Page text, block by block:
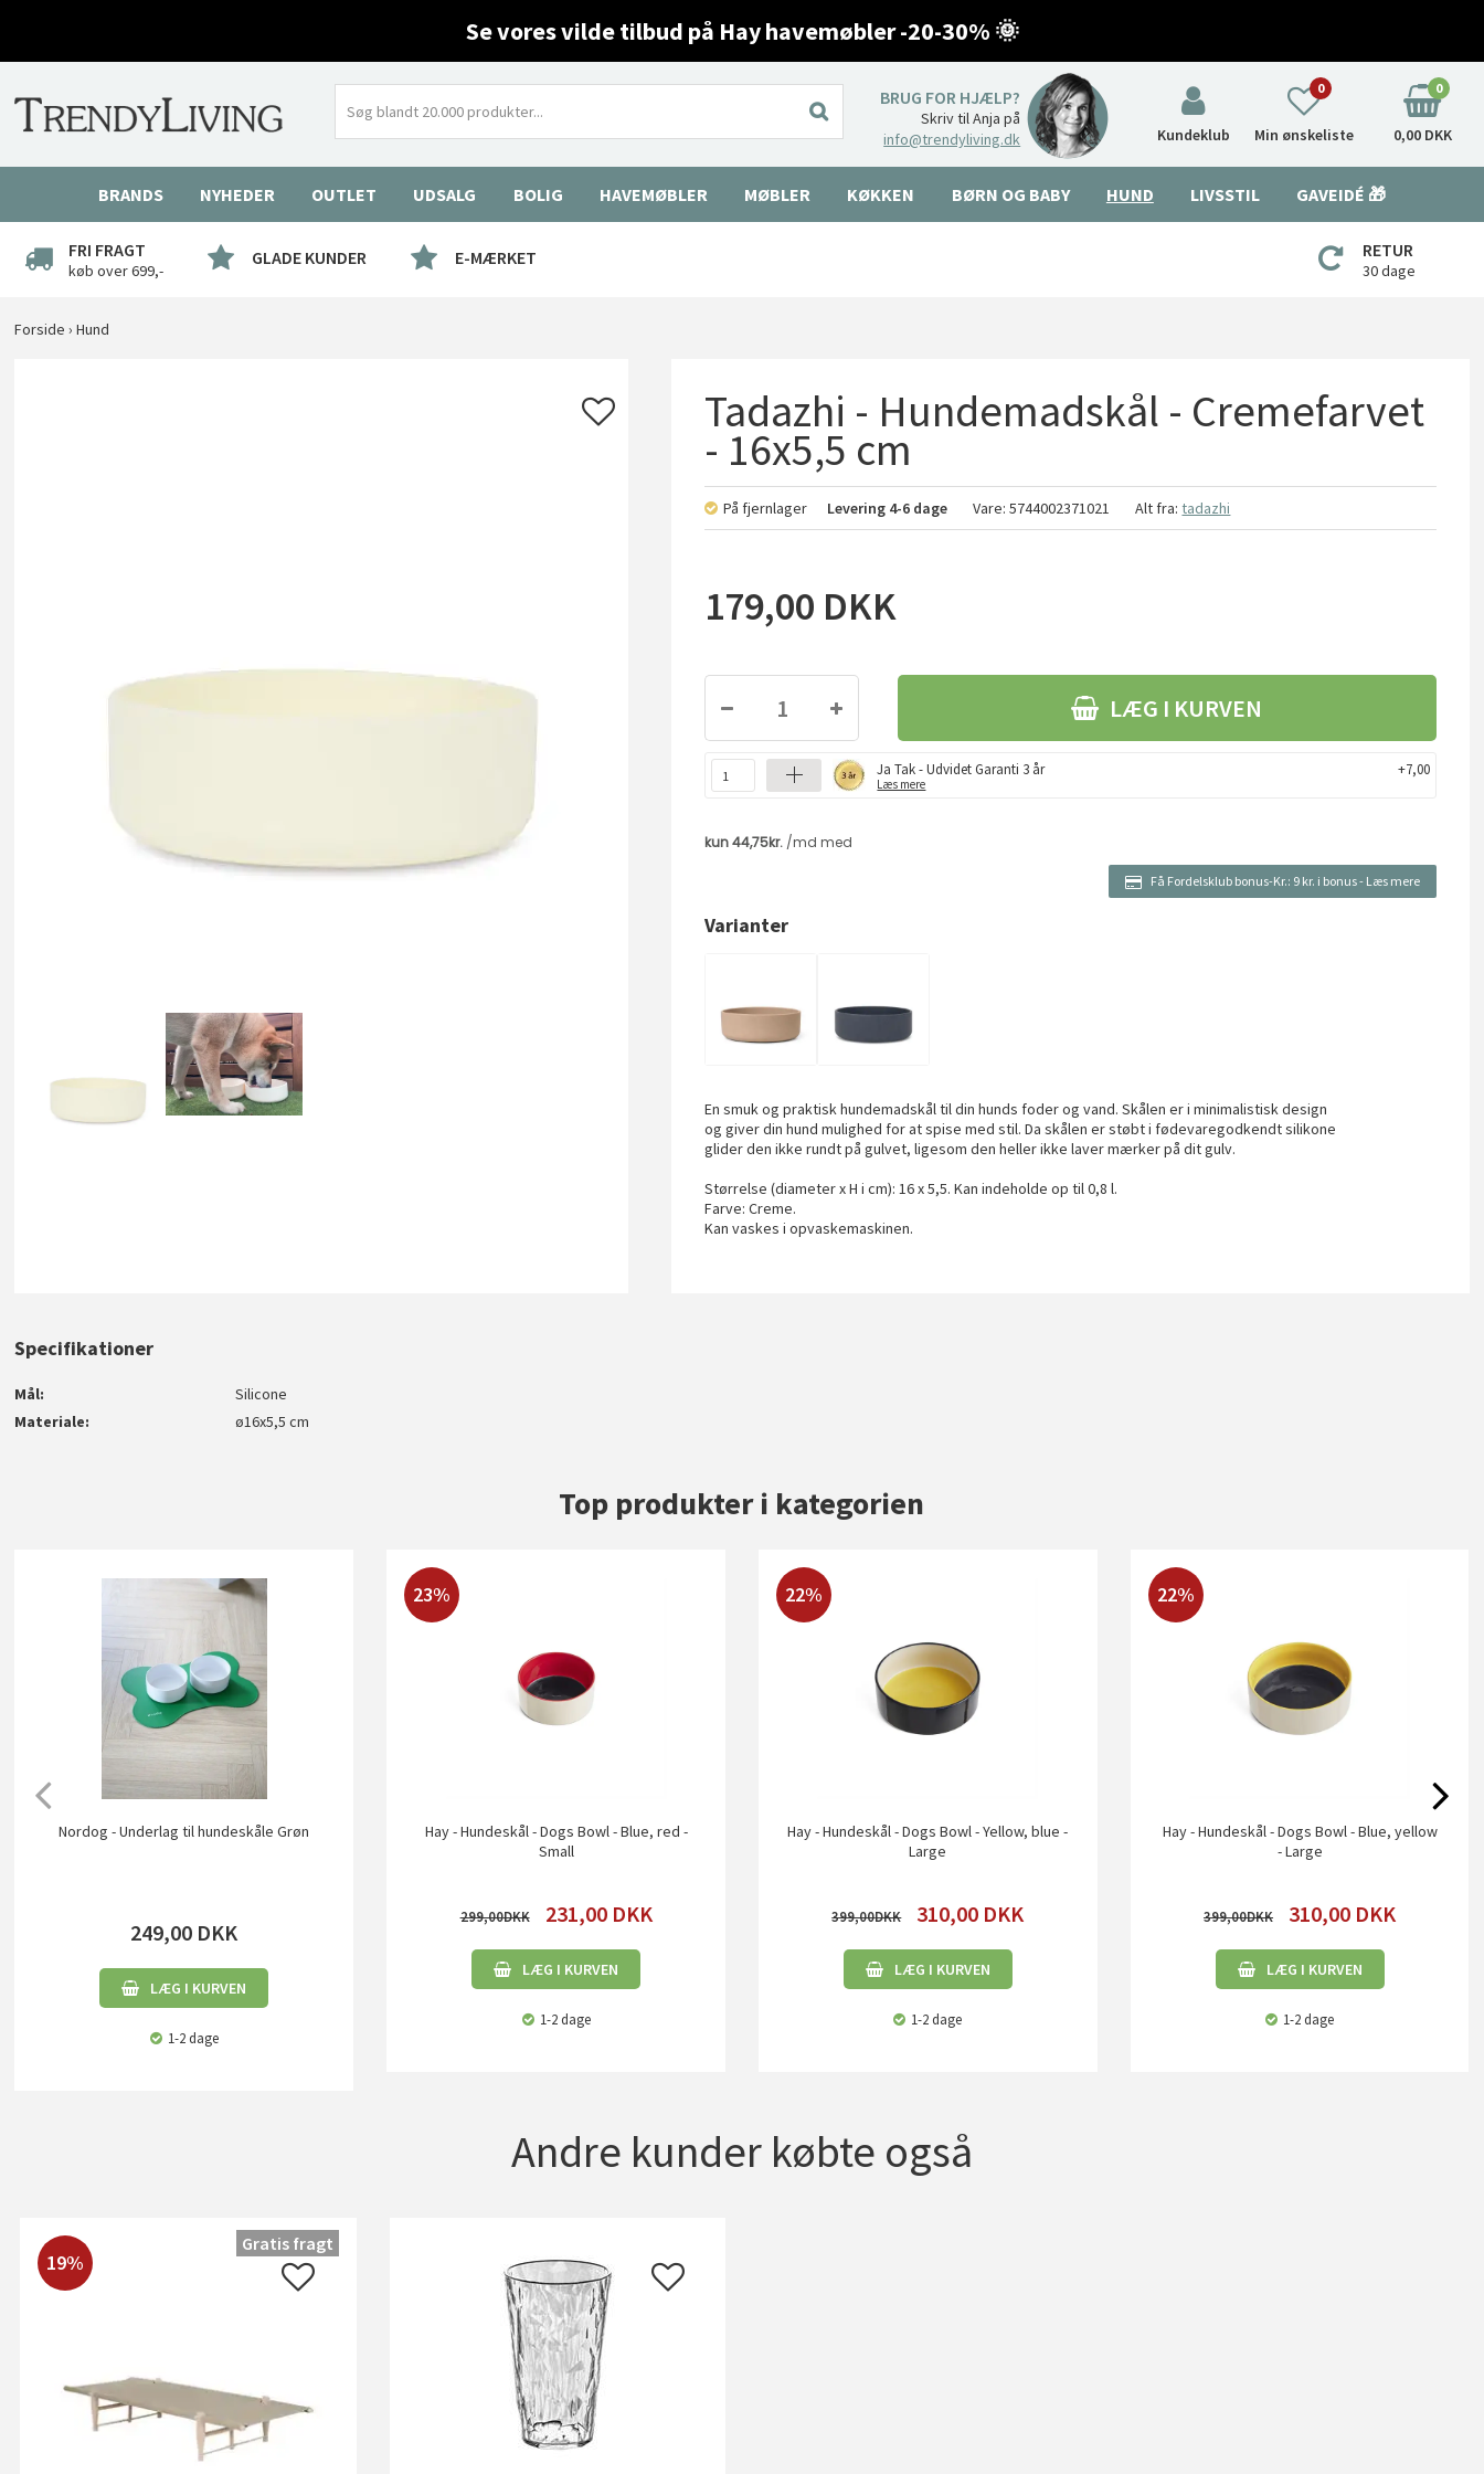
Se vores vilde tilbud på Hay havemøbler -20-30% 🌞
BRUG FOR HJÆLP?
Skriv til Anja på
info@trendyliving.dk
Kundeklub Min ønskeliste
0 0
0,00 DKK
BRANDS NYHEDER OUTLET UDSALG BOLIG HAVEMØBLER MØBLER KØKKEN BØRN OG BABY HUND LIVSSTIL GAVEIDÉ 🎁
FRI FRAGT
køb over 699,-
GLADE KUNDER E-MÆRKET RETUR
30 dage
Forside ›Hund
Tadazhi - Hundemadskål - Cremefarvet
- 16x5,5 cm
På fjernlager Levering 4-6 dage Vare:5744002371021 Alt fra:tadazhi
179,00 DKK
LÆG I KURVEN
Ja Tak - Udvidet Garanti 3 år
Læs mere
+7,00
Få Fordelsklub bonus-Kr.: 9 kr. i bonus- Læs mere
Varianter
En smuk og praktisk hundemadskål til din hunds foder og vand. Skålen er i minimalistisk design
og giver din hund mulighed for at spise med stil. Da skålen er støbt i fødevaregodkendt silikone
glider den ikke rundt på gulvet, ligesom den heller ikke laver mærker på dit gulv.
Størrelse (diameter x H i cm): 16 x 5,5. Kan indeholde op til 0,8 l.
Farve: Creme.
Kan vaskes i opvaskemaskinen.
Specifikationer
Mål
Silicone
Materiale
ø16x5,5 cm
Top produkter i kategorien
Nordog - Underlag til hundeskåle Grøn
249,00 DKK
LÆG I KURVEN
1-2 dage
23%
Hay - Hundeskål - Dogs Bowl - Blue, red -
Small
299,00 231,00 DKK
LÆG I KURVEN
1-2 dage
22%
Hay - Hundeskål - Dogs Bowl - Yellow, blue -
Large
399,00 310,00 DKK
LÆG I KURVEN
1-2 dage
22%
Hay - Hundeskål - Dogs Bowl - Blue, yellow
- Large
399,00 310,00 DKK
LÆG I KURVEN
1-2 dage
Andre kunder købte også
19%
Gratis fragt